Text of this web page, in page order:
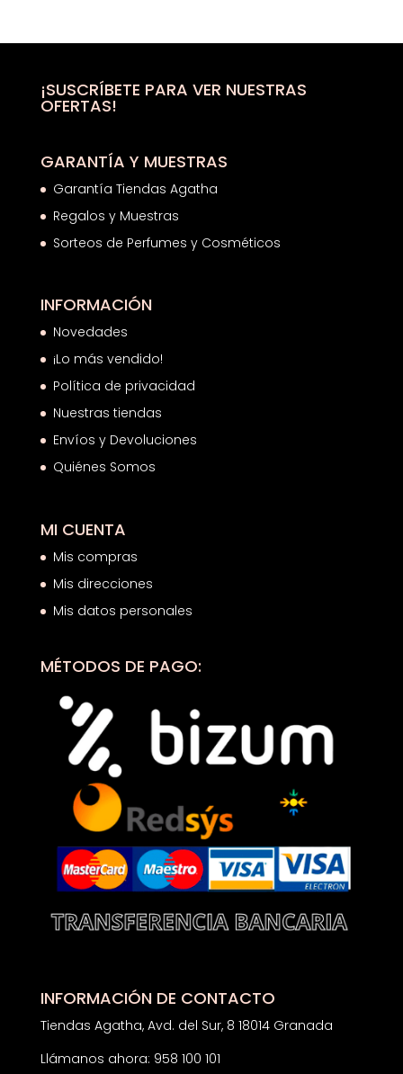
era:
es:
¡SUSCRÍBETE PARA VER NUESTRAS
OFERTAS!
GARANTÍA Y MUESTRAS
Garantía Tiendas Agatha
Regalos y Muestras
Sorteos de Perfumes y Cosméticos
INFORMACIÓN
Novedades
¡Lo más vendido!
Política de privacidad
Nuestras tiendas
Envíos y Devoluciones
Quiénes Somos
MI CUENTA
Mis compras
Mis direcciones
Mis datos personales
MÉTODOS DE PAGO:
INFORMACIÓN DE CONTACTO
Tiendas Agatha, Avd. del Sur, 8 18014 Granada
Llámanos ahora: 958 100 101